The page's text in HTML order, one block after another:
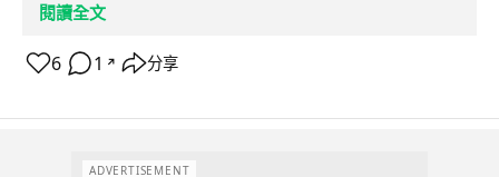
閱讀全文
6 1 ↗ 分享
ADVERTISEMENT